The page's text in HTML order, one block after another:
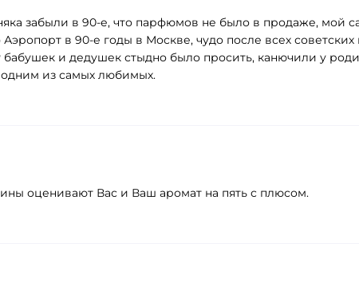
забыли в 90-е, что парфюмов не было в продаже, мой
в 90-е годы в Москве, чудо после всех
бабушек и дедушек стыдно было просить, канючили у
одним из самых любимых.
оценивают Вас и Ваш аромат на пять с плюсом.